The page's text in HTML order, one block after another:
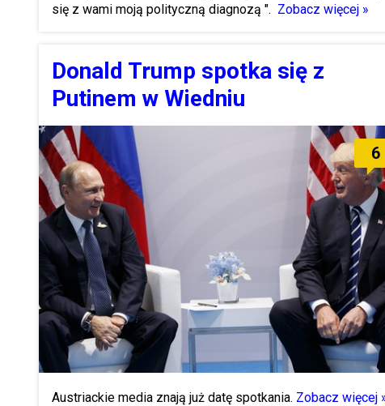
się z wami moją polityczną diagnozą ". Zobacz więcej »
Donald Trump spotka się z
Putinem w Wiedniu
6
Austriackie media znają już datę spotkania. Zobacz więcej